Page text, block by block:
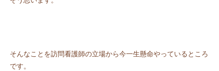
そんなことを訪問看護師の立場から今一生懸命やっているところ
です。